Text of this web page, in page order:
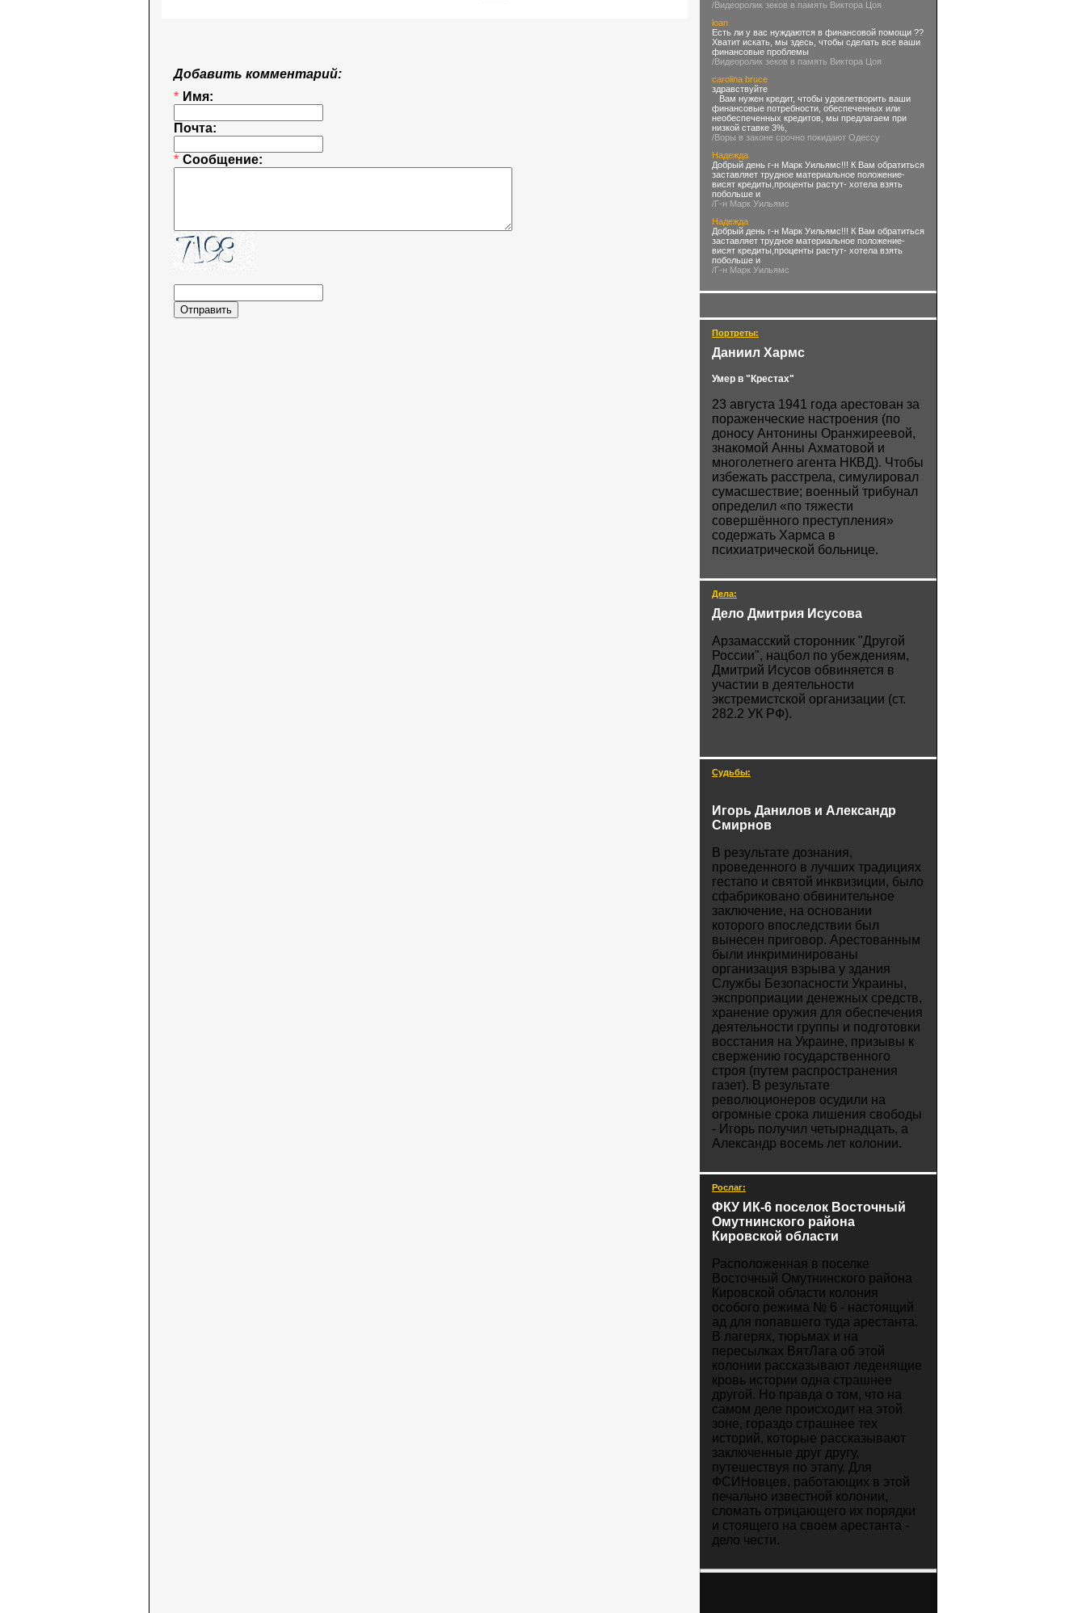
Добавить комментарий:
* Имя:
Почта:
* Сообщение:
/Видеоролик зеков в память Виктора Цоя
loan
Есть ли у вас нуждаются в финансовой помощи ??
Хватит искать, мы здесь, чтобы сделать все ваши
финансовые проблемы
/Видеоролик зеков в память Виктора Цоя
carolina bruce
здравствуйте
Вам нужен кредит, чтобы удовлетворить ваши
финансовые потребности, обеспеченных или
необеспеченных кредитов, мы предлагаем при
низкой ставке 3%,
/Воры в законе срочно покидают Одессу
Надежда
Добрый день г-н Марк Уильямс!!! К Вам обратиться
заставляет трудное материальное положение-
висят кредиты,проценты растут- хотела взять
побольше и
/Г-н Марк Уильямс
Надежда
Добрый день г-н Марк Уильямс!!! К Вам обратиться
заставляет трудное материальное положение-
висят кредиты,проценты растут- хотела взять
побольше и
/Г-н Марк Уильямс
Портреты:
Даниил Хармс
Умер в "Крестах"
23 августа 1941 года арестован за
пораженческие настроения (по
доносу Антонины Оранжиреевой,
знакомой Анны Ахматовой и
многолетнего агента НКВД). Чтобы
избежать расстрела, симулировал
сумасшествие; военный трибунал
определил «по тяжести
совершённого преступления»
содержать Хармса в
психиатрической больнице.
Дела:
Дело Дмитрия Исусова
Арзамасский сторонник "Другой
России", нацбол по убеждениям,
Дмитрий Исусов обвиняется в
участии в деятельности
экстремистской организации (ст.
282.2 УК РФ).
Судьбы:
Игорь Данилов и Александр
Смирнов
В результате дознания,
проведенного в лучших традициях
гестапо и святой инквизиции, было
сфабриковано обвинительное
заключение, на основании
которого впоследствии был
вынесен приговор. Арестованным
были инкриминированы
организация взрыва у здания
Службы Безопасности Украины,
экспроприации денежных средств,
хранение оружия для обеспечения
деятельности группы и подготовки
восстания на Украине, призывы к
свержению государственного
строя (путем распространения
газет). В результате
революционеров осудили на
огромные срока лишения свободы
- Игорь получил четырнадцать, а
Александр восемь лет колонии.
Рослаг:
ФКУ ИК-6 поселок Восточный
Омутнинского района
Кировской области
Расположенная в поселке
Восточный Омутнинского района
Кировской области колония
особого режима № 6 - настоящий
ад для попавшего туда арестанта.
В лагерях, тюрьмах и на
пересылках ВятЛага об этой
колонии рассказывают леденящие
кровь истории одна страшнее
другой. Но правда о том, что на
самом деле происходит на этой
зоне, гораздо страшнее тех
историй, которые рассказывают
заключенные друг другу,
путешествуя по этапу. Для
ФСИНовцев, работающих в этой
печально известной колонии,
сломать отрицающего их порядки
и стоящего на своем арестанта -
дело чести.